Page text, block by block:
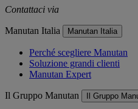
Contattaci via
Manutan Italia Manutan Italia
Perché scegliere Manutan
Soluzione grandi clienti
Manutan Expert
Il Gruppo Manutan Il Gruppo